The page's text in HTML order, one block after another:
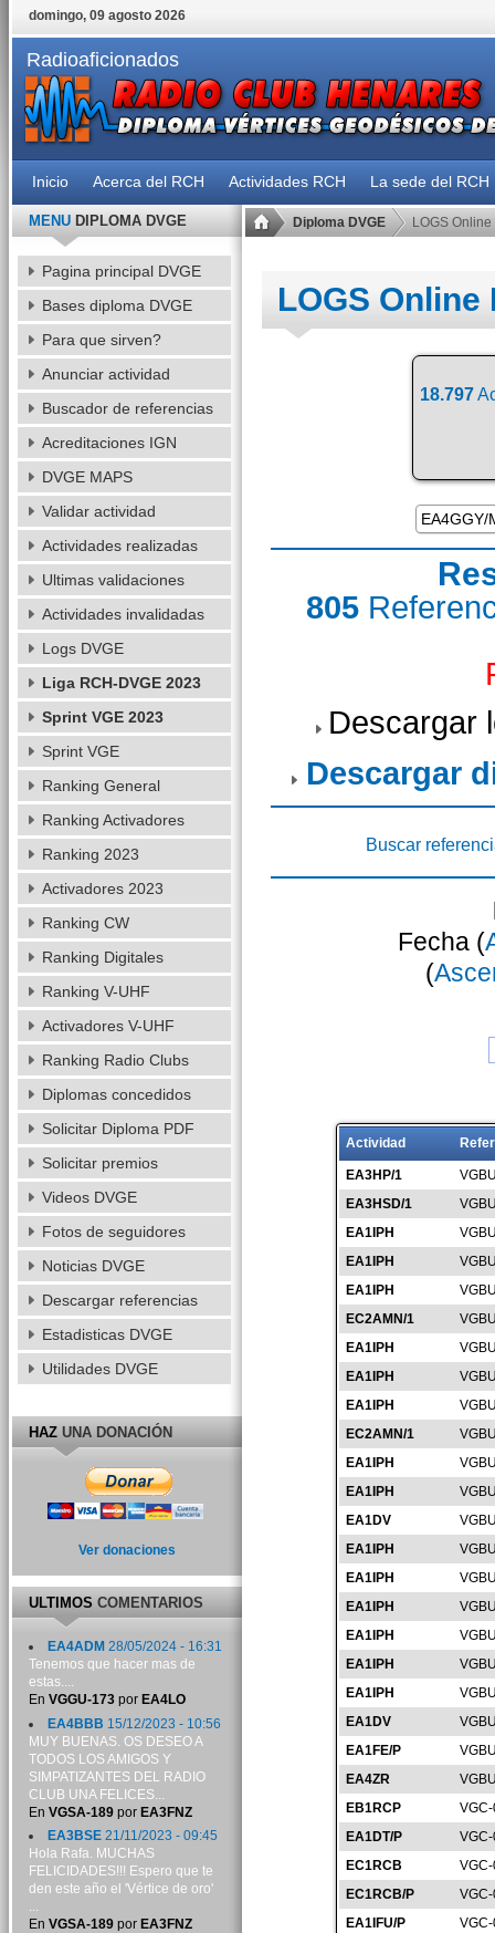
domingo, 09 agosto 2026
Radioaficionados
Inicio Acerca del RCH Actividades RCH La sede del RCH
Diploma DVGE LOGS Online
LOGS Online
18.797
805
Descargar
Descargar
Buscar
Fecha (
(
Actividad
EA3HP/1
EA3HSD/1
EA1IPH
EA1IPH
EA1IPH
EC2AMN/1
EA1IPH
EA1IPH
EA1IPH
EC2AMN/1
EA1IPH
EA1IPH
EA1DV
EA1IPH
EA1IPH
EA1IPH
EA1IPH
EA1IPH
EA1IPH
EA1DV
EA1FE/P
EA4ZR
EB1RCP
EA1DT/P
EC1RCB
EC1RCB/P
EA1IFU/P
MENUDIPLOMA DVGE
Pagina principal DVGE
Bases diploma DVGE
Para que sirven?
Anunciar actividad
Buscador de referencias
Acreditaciones IGN
DVGE MAPS
Validar actividad
Actividades realizadas
Ultimas validaciones
Actividades invalidadas
Logs DVGE
Liga RCH-DVGE 2023
Sprint VGE 2023
Sprint VGE
Ranking General
Ranking Activadores
Ranking 2023
Activadores 2023
Ranking CW
Ranking Digitales
Ranking V-UHF
Activadores V-UHF
Ranking Radio Clubs
Diplomas concedidos
Solicitar Diploma PDF
Solicitar premios
Videos DVGE
Fotos de seguidores
Noticias DVGE
Descargar referencias
Estadisticas DVGE
Utilidades DVGE
HAZUNA DONACIÓN
Ver donaciones
ULTIMOSCOMENTARIOS
EA4ADM 28/05/2024 - 16:31
Tenemos que hacer mas de
estas....
En VGGU-173por EA4LO
EA4BBB 15/12/2023 - 10:56
MUY BUENAS. OS DESEO A
TODOS LOS AMIGOS Y
SIMPATIZANTES DEL RADIO
CLUB UNA FELICES...
En VGSA-189por EA3FNZ
EA3BSE21/11/2023 - 09:45
Hola Rafa. MUCHAS
FELICIDADES!!! Espero que te
den este año el 'Vértice de oro'
...
En VGSA-189por EA3FNZ